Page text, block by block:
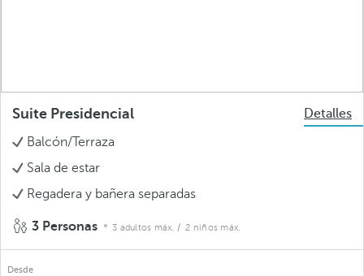
Suite Presidencial
Detalles
Balcón/Terraza
Sala de estar
Regadera y bañera separadas
3 Personas 3 adultos máx. / 2 niños máx.
Desde